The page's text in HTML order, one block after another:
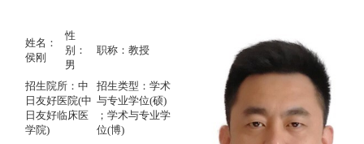
姓名：
侯刚
性
别：
男
职称：教授
招生院所：中
日友好医院(中
日友好临床医
学院)
招生类型：学术
与专业学位(硕)
；学术与专业学
位(博)